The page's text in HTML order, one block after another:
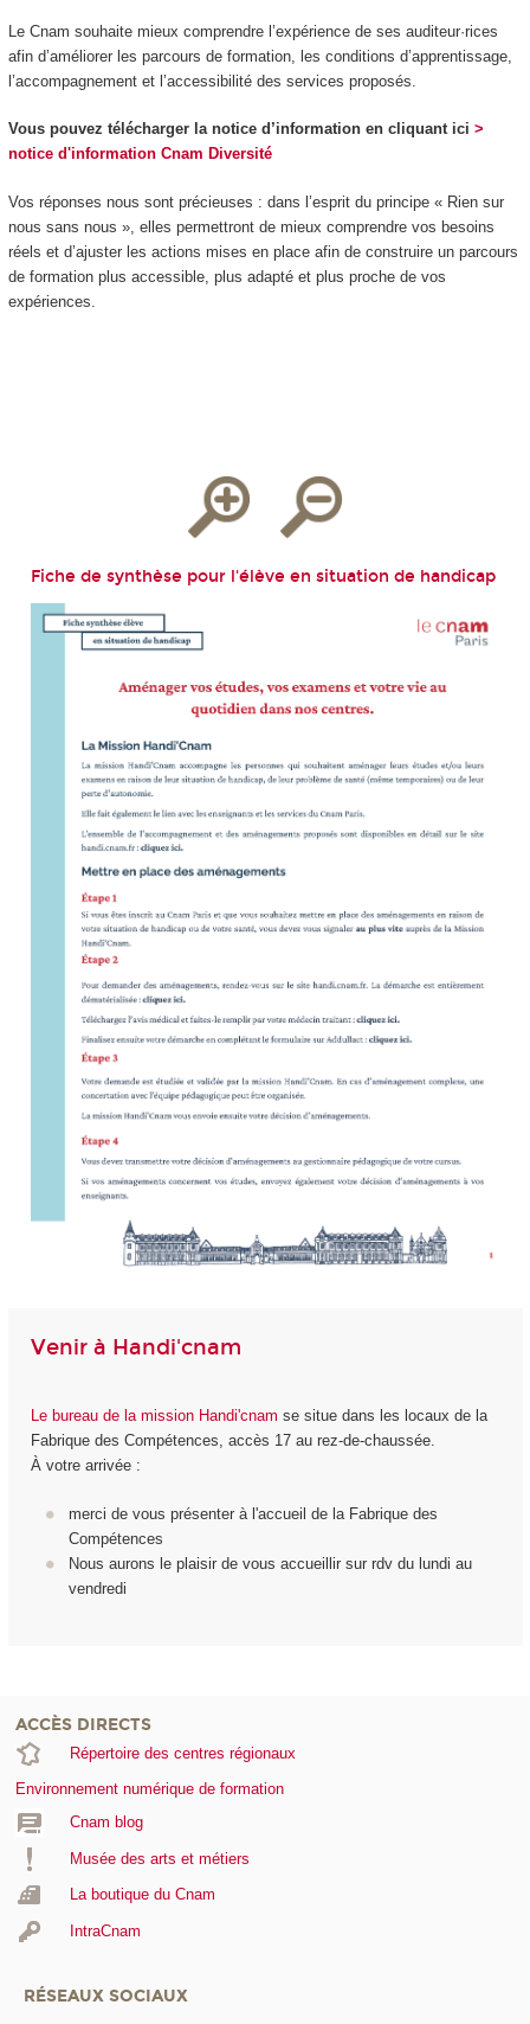
Le Cnam souhaite mieux comprendre l’expérience de ses auditeur·rices
afin d’améliorer les parcours de formation, les conditions d’apprentissage,
l’accompagnement et l’accessibilité des services proposés.
Vous pouvez télécharger la notice d’information en cliquant ici >
notice d'information Cnam Diversité
Vos réponses nous sont précieuses : dans l’esprit du principe « Rien sur
nous sans nous », elles permettront de mieux comprendre vos besoins
réels et d’ajuster les actions mises en place afin de construire un parcours
de formation plus accessible, plus adapté et plus proche de vos
expériences.
Fiche de synthèse pour l'élève en situation de handicap
Venir à Handi'cnam
Le bureau de la mission Handi'cnam se situe dans les locaux de la
Fabrique des Compétences, accès 17 au rez-de-chaussée.
À votre arrivée :
merci de vous présenter à l'accueil de la Fabrique des
Compétences
Nous aurons le plaisir de vous accueillir sur rdv du lundi au
vendredi
ACCÈS DIRECTS
Répertoire des centres régionaux
Environnement numérique de formation
Cnam blog
Musée des arts et métiers
La boutique du Cnam
IntraCnam
RÉSEAUX SOCIAUX